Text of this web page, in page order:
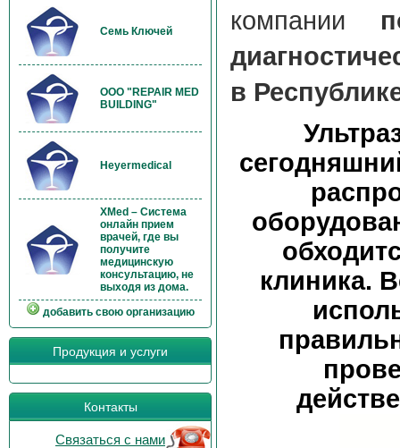
Семь Ключей
OOO "REPAIR MED
BUILDING"
Heyermedical
XMed – Система
онлайн прием
врачей, где вы
получите
медицинскую
консультацию, не
выходя из дома.
добавить свою организацию
Продукция и услуги
Контакты
Связаться с нами
компании
в
клиника.